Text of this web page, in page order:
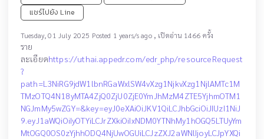
แชร์ไปยัง Line
Tuesday, 01 July 2025 Posted 1 years/s ago, เปิดอ่าน 1466 ครั้ง
ราย
ละเอียดhttps://uthai.appedr.com/edr_php/resourceRequest
?
path=L3NiRG9jdW1lbnRGaWxlSW4vXzg1NjkvXzg1NjlAMTc1M
TMzOTQ4N18yMTA4ZjQ0ZjU0ZjE0YmJhMzM4ZTE5YjhmOTM1
NGJmMy5wZGY=&key=eyJ0eXAiOiJKV1QiLCJhbGciOiJIUzI1NiJ
9.eyJ1aWQiOiIyOTYiLCJrZXkiOiIxNDM0YTNhMy1hOGQ5LTUyYm
MtOGQ0OS0zYjhhODQ4NjUwOGUiLCJzZXJ2aWNlIjoyLCJpYXQi